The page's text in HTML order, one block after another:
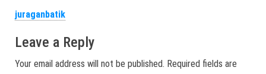
juraganbatik
Leave a Reply
Your email address will not be published. Required fields are